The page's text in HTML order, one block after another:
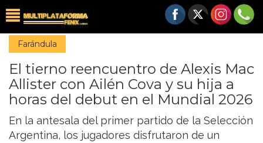
Farándula
El tierno reencuentro de Alexis Mac
Allister con Ailén Cova y su hija a
horas del debut en el Mundial 2026
En la antesala del primer partido de la Selección
Argentina, los jugadores disfrutaron de un